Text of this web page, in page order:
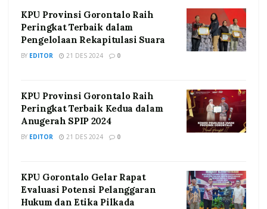
KPU Provinsi Gorontalo Raih
Peringkat Terbaik dalam
Pengelolaan Rekapitulasi Suara
BY EDITOR 21 DES 2024 0
KPU Provinsi Gorontalo Raih
Peringkat Terbaik Kedua dalam
Anugerah SPIP 2024
BY EDITOR 21 DES 2024 0
KPU Gorontalo Gelar Rapat
Evaluasi Potensi Pelanggaran
Hukum dan Etika Pilkada